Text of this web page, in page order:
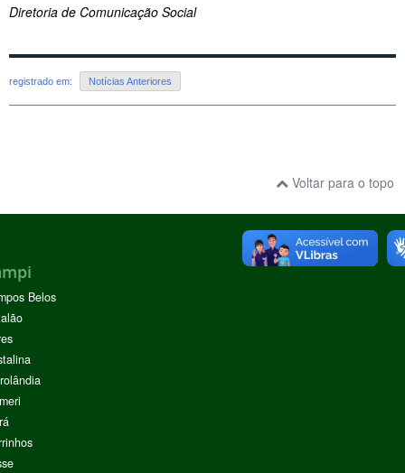
Diretoria de Comunicação Social
registrado em: Notícias Anteriores
Voltar para o topo
Belos